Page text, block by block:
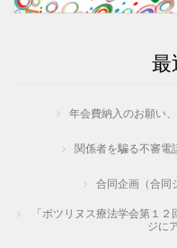
最
年会費納入のお願い
関係者を騙る不審電
合同企画（合同
「ボツリヌス療法学会第１
ジに